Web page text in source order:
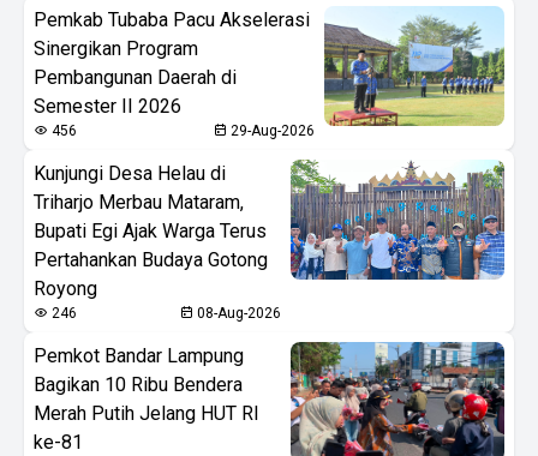
Pemkab Tubaba Pacu Akselerasi
Sinergikan Program
Pembangunan Daerah di
Semester II 2026
456 29-Aug-2026
Kunjungi Desa Helau di
Triharjo Merbau Mataram,
Bupati Egi Ajak Warga Terus
Pertahankan Budaya Gotong
Royong
246 08-Aug-2026
Pemkot Bandar Lampung
Bagikan 10 Ribu Bendera
Merah Putih Jelang HUT RI
ke-81